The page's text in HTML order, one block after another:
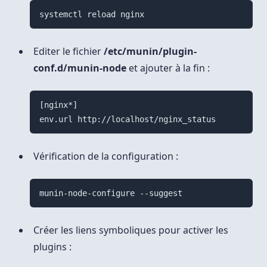
systemctl reload nginx
Editer le fichier/etc/munin/plugin-
conf.d/munin-node et ajouter à la fin :
[nginx*]
Vérification de la configuration :
munin-node-configure --suggest
Créer les liens symboliques pour activer les
plugins :